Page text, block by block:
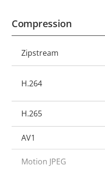
Compression
Description
de la
la
Zipstream
H.264
H.265
AV1
Motion JPEG